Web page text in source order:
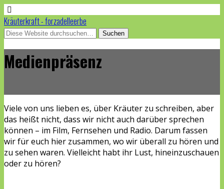
Kräuterkraft - forzadelleerbe
Medienpräsenz
Viele von uns lieben es, über Kräuter zu schreiben, aber
das heißt nicht, dass wir nicht auch darüber sprechen
können – im Film, Fernsehen und Radio. Darum fassen
wir für euch hier zusammen, wo wir überall zu hören und
zu sehen waren. Vielleicht habt ihr Lust, hineinzuschauen
oder zu hören?